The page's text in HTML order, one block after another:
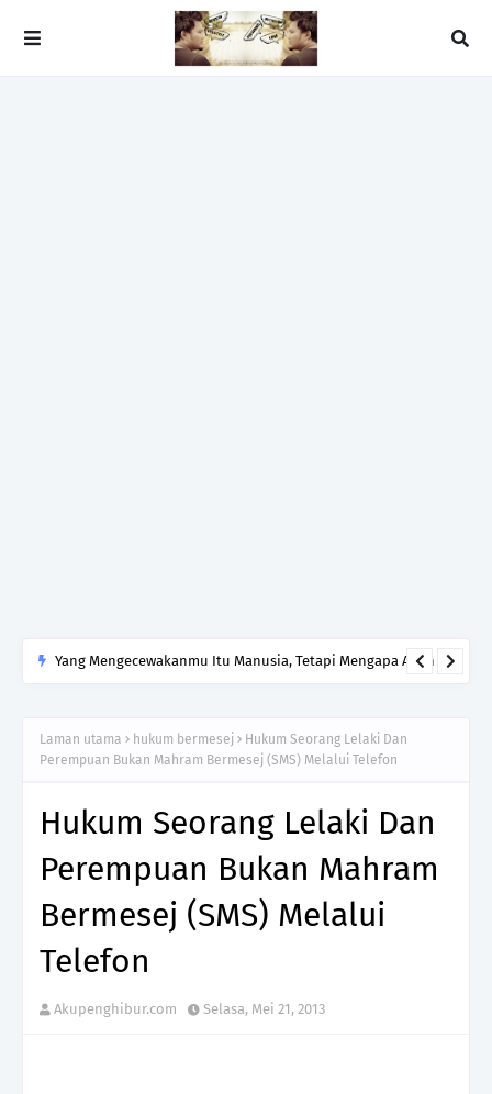
Yang Mengecewakanmu Itu Manusia, Tetapi Mengapa Allah
Laman utama hukum bermesej
Hukum Seorang Lelaki Dan
Perempuan Bukan Mahram Bermesej (SMS) Melalui Telefon
Hukum Seorang Lelaki Dan
Perempuan Bukan Mahram
Bermesej (SMS) Melalui
Telefon
Akupenghibur.com Selasa, Mei 21, 2013